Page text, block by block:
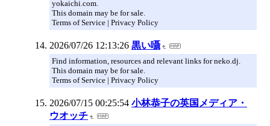
yokaichi.com.
This domain may be for sale.
Terms of Service | Privacy Policy
2026/07/26 12:13:26 黒い囁
Find information, resources and relevant links for neko.dj.
This domain may be for sale.
Terms of Service | Privacy Policy
2026/07/15 00:25:54 小林恭子の英国メディア・
ウオッチ